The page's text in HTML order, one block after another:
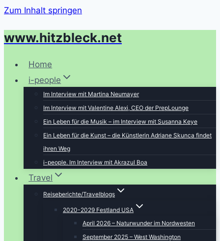
Zum Inhalt springen
www.hitzbleck.net
Home
i-people
Im Interview mit Martina Neumayer
Im Interview mit Valentine Alexi, CEO der PrepLounge
Ein Leben für die Musik – im Interview mit Susanna Keye
Ein Leben für die Kunst – die Künstlerin Adriane Skunca findet
ihren Weg
i-people. Im Interview mit Akrazul Boa
Travel
Reiseberichte/Travelblogs
2020-2029 Festland USA
April 2026 – Naturwunder im Nordwesten
September 2025 – West Washington